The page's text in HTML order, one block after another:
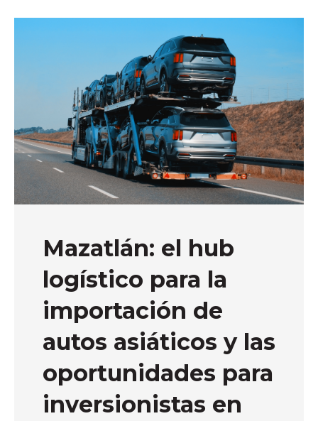
Mazatlán: el hub
logístico para la
importación de
autos asiáticos y las
oportunidades para
inversionistas en